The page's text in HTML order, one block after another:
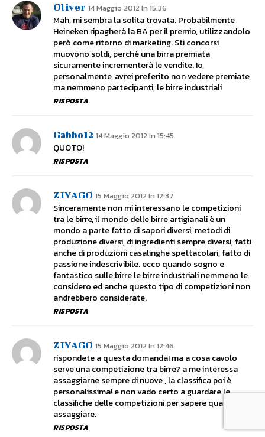
Oliver 14 Maggio 2012 In 15:36
Mah, mi sembra la solita trovata. Probabilmente
Heineken ripagherà la BA per il premio, utilizzandolo
però come ritorno di marketing. Sti concorsi
muovono soldi, perchè una birra premiata
sicuramente incrementerà le vendite. Io,
personalmente, avrei preferito non vedere premiate,
ma nemmeno partecipanti, le birre industriali
RISPOSTA
Gabbo12 14 Maggio 2012 In 15:45
QUOTO!
RISPOSTA
ZIVAGO 15 Maggio 2012 In 12:37
Sinceramente non mi interessano le competizioni
tra le birre, il mondo delle birre artigianali è un
mondo a parte fatto di sapori diversi, metodi di
produzione diversi, di ingredienti sempre diversi, fatti
anche di produzioni casalinghe spettacolari, fatto di
passione indescrivibile. ecco quando sogno e
fantastico sulle birre le birre industriali nemmeno le
considero ed anche questo tipo di competizioni non
andrebbero considerate.
RISPOSTA
ZIVAGO 15 Maggio 2012 In 12:46
rispondete a questa domanda! ma a cosa cavolo
serve una competizione tra birre? a me interessa
assaggiarne sempre di nuove , la classifica poi è
personalissima! e non vado certo a guardare le
classifiche delle competizioni per sapere quali
assaggiare.
RISPOSTA